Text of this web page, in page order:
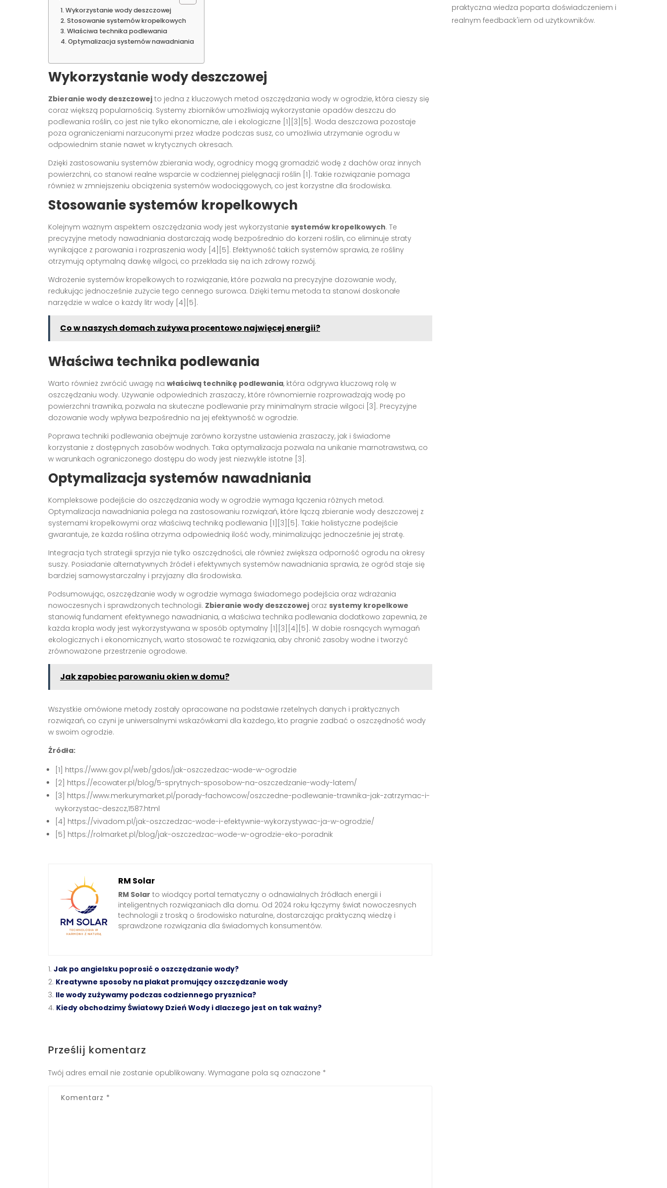
Wykorzystanie wody deszczowej
Stosowanie systemów kropelkowych
Właściwa technika podlewania
Optymalizacja systemów nawadniania
Wykorzystanie wody deszczowej
Zbieranie wody deszczowej to jedna z kluczowych metod oszczędzania wody w ogrodzie, która cieszy się
coraz większą popularnością. Systemy zbiorników umożliwiają wykorzystanie opadów deszczu do
podlewania roślin, co jest nie tylko ekonomiczne, ale i ekologiczne [1][3][5]. Woda deszczowa pozostaje
poza ograniczeniami narzuconymi przez władze podczas susz, co umożliwia utrzymanie ogrodu w
odpowiednim stanie nawet w krytycznych okresach.
Dzięki zastosowaniu systemów zbierania wody, ogrodnicy mogą gromadzić wodę z dachów oraz innych
powierzchni, co stanowi realne wsparcie w codziennej pielęgnacji roślin [1]. Takie rozwiązanie pomaga
również w zmniejszeniu obciążenia systemów wodociągowych, co jest korzystne dla środowiska.
Stosowanie systemów kropelkowych
Kolejnym ważnym aspektem oszczędzania wody jest wykorzystanie systemów kropelkowych. Te
precyzyjne metody nawadniania dostarczają wodę bezpośrednio do korzeni roślin, co eliminuje straty
wynikające z parowania i rozpraszenia wody [4][5]. Efektywność takich systemów sprawia, że rośliny
otrzymują optymalną dawkę wilgoci, co przekłada się na ich zdrowy rozwój.
Wdrożenie systemów kropelkowych to rozwiązanie, które pozwala na precyzyjne dozowanie wody,
redukując jednocześnie zużycie tego cennego surowca. Dzięki temu metoda ta stanowi doskonałe
narzędzie w walce o każdy litr wody [4][5].
Co w naszych domach zużywa procentowo najwięcej energii?
Właściwa technika podlewania
Warto również zwrócić uwagę na właściwą technikę podlewania, która odgrywa kluczową rolę w
oszczędzaniu wody. Używanie odpowiednich zraszaczy, które równomiernie rozprowadzają wodę po
powierzchni trawnika, pozwala na skuteczne podlewanie przy minimalnym stracie wilgoci [3]. Precyzyjne
dozowanie wody wpływa bezpośrednio na jej efektywność w ogrodzie.
Poprawa techniki podlewania obejmuje zarówno korzystne ustawienia zraszaczy, jak i świadome
korzystanie z dostępnych zasobów wodnych. Taka optymalizacja pozwala na unikanie marnotrawstwa, co
w warunkach ograniczonego dostępu do wody jest niezwykle istotne [3].
Optymalizacja systemów nawadniania
Kompleksowe podejście do oszczędzania wody w ogrodzie wymaga łączenia różnych metod.
Optymalizacja nawadniania polega na zastosowaniu rozwiązań, które łączą zbieranie wody deszczowej z
systemami kropelkowymi oraz właściwą techniką podlewania [1][3][5]. Takie holistyczne podejście
gwarantuje, że każda roślina otrzyma odpowiednią ilość wody, minimalizując jednocześnie jej stratę.
Integracja tych strategii sprzyja nie tylko oszczędności, ale również zwiększa odporność ogrodu na okresy
suszy. Posiadanie alternatywnych źródeł i efektywnych systemów nawadniania sprawia, że ogród staje się
bardziej samowystarczalny i przyjazny dla środowiska.
Podsumowując, oszczędzanie wody w ogrodzie wymaga świadomego podejścia oraz wdrażania
nowoczesnych i sprawdzonych technologii. Zbieranie wody deszczowej oraz systemy kropelkowe
stanowią fundament efektywnego nawadniania, a właściwa technika podlewania dodatkowo zapewnia, że
każda kropla wody jest wykorzystywana w sposób optymalny [1][3][4][5]. W dobie rosnących wymagań
ekologicznych i ekonomicznych, warto stosować te rozwiązania, aby chronić zasoby wodne i tworzyć
zrównoważone przestrzenie ogrodowe.
Jak zapobiec parowaniu okien w domu?
Wszystkie omówione metody zostały opracowane na podstawie rzetelnych danych i praktycznych
rozwiązań, co czyni je uniwersalnymi wskazówkami dla każdego, kto pragnie zadbać o oszczędność wody
w swoim ogrodzie.
Źródła:
[1] https://www.gov.pl/web/gdos/jak-oszczedzac-wode-w-ogrodzie
[2] https://ecowater.pl/blog/5-sprytnych-sposobow-na-oszczedzanie-wody-latem/
[3] https://www.merkurymarket.pl/porady-fachowcow/oszczedne-podlewanie-trawnika-jak-zatrzymac-i-
wykorzystac-deszcz,1587.html
[4] https://vivadom.pl/jak-oszczedzac-wode-i-efektywnie-wykorzystywac-ja-w-ogrodzie/
[5] https://rolmarket.pl/blog/jak-oszczedzac-wode-w-ogrodzie-eko-poradnik
RM Solar
RM Solar to wiodący portal tematyczny o odnawialnych źródłach energii i
inteligentnych rozwiązaniach dla domu. Od 2024 roku łączymy świat nowoczesnych
technologii z troską o środowisko naturalne, dostarczając praktyczną wiedzę i
sprawdzone rozwiązania dla świadomych konsumentów.
Jak po angielsku poprosić o oszczędzanie wody?
Kreatywne sposoby na plakat promujący oszczędzanie wody
Ile wody zużywamy podczas codziennego prysznica?
Kiedy obchodzimy Światowy Dzień Wody i dlaczego jest on tak ważny?
Prześlij komentarz
Twój adres email nie zostanie opublikowany. Wymagane pola są oznaczone *
praktyczna wiedza poparta doświadczeniem i
realnym feedback'iem od użytkowników.